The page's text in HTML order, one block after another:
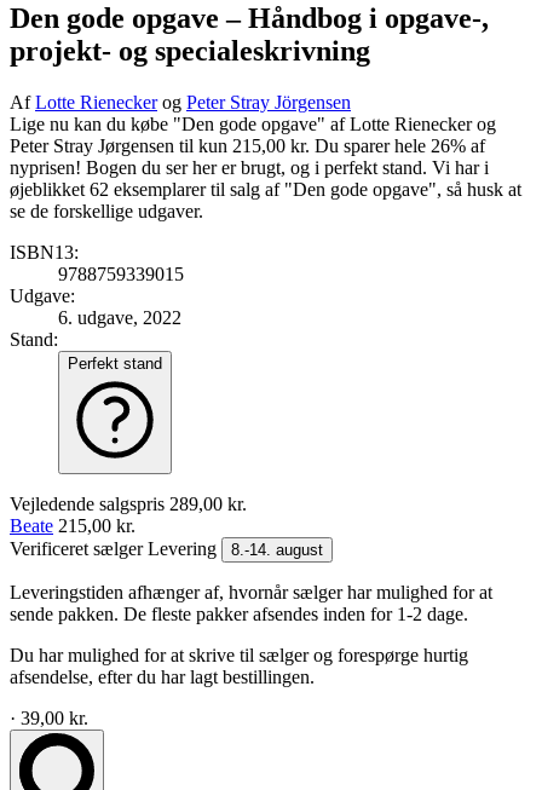
Den gode opgave– Håndbog i opgave-,
projekt- og specialeskrivning
AfLotte Rieneckerog Peter Stray Jörgensen
Lige nu kan du købe "Den gode opgave" af Lotte Rienecker og
Peter Stray Jørgensen til kun 215,00 kr. Du sparer hele 26% af
nyprisen! Bogen du ser her er brugt, og i perfekt stand. Vi har i
øjeblikket 62 eksemplarer til salg af "Den gode opgave", så husk at
se de forskellige udgaver.
ISBN13:
9788759339015
Udgave:
6. udgave, 2022
Stand:
Perfekt stand
Vejledende salgspris 289,00 kr.
Beate 215,00 kr.
Verificeret sælgerLevering 8.-14. august
Leveringstiden afhænger af, hvornår sælger har mulighed for at
sende pakken. De fleste pakker afsendes inden for 1-2 dage.
Du har mulighed for at skrive til sælger og forespørge hurtig
afsendelse, efter du har lagt bestillingen.
· 39,00 kr.